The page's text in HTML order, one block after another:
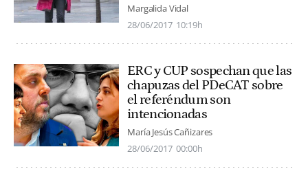
Margalida Vidal
28/06/2017 10:19h
ERC y CUP sospechan que las
chapuzas del PDeCAT sobre
el referéndum son
intencionadas
María Jesús Cañizares
28/06/2017 00:00h